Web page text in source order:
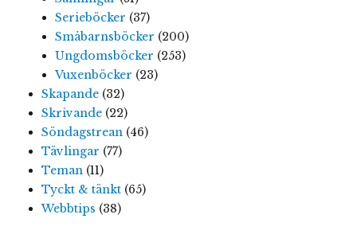
Serieböcker (37)
Småbarnsböcker (200)
Ungdomsböcker (253)
Vuxenböcker (23)
Skapande(32)
Skrivande(22)
Söndagstrean(46)
Tävlingar (77)
Teman(11)
Tyckt & tänkt(65)
Webbtips (38)